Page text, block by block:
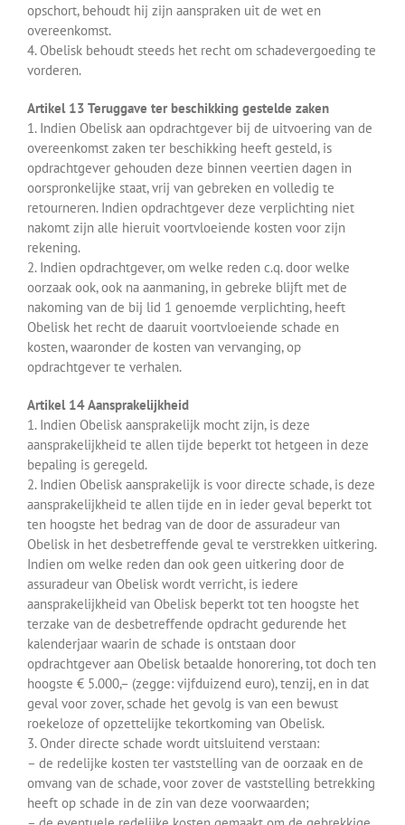
opschort, behoudt hij zijn aanspraken uit de wet en
overeenkomst.
4. Obelisk behoudt steeds het recht om schadevergoeding te
vorderen.
Artikel 13 Teruggave ter beschikking gestelde zaken
1. Indien Obelisk aan opdrachtgever bij de uitvoering van de
overeenkomst zaken ter beschikking heeft gesteld, is
opdrachtgever gehouden deze binnen veertien dagen in
oorspronkelijke staat, vrij van gebreken en volledig te
retourneren. Indien opdrachtgever deze verplichting niet
nakomt zijn alle hieruit voortvloeiende kosten voor zijn
rekening.
2. Indien opdrachtgever, om welke reden c.q. door welke
oorzaak ook, ook na aanmaning, in gebreke blijft met de
nakoming van de bij lid 1 genoemde verplichting, heeft
Obelisk het recht de daaruit voortvloeiende schade en
kosten, waaronder de kosten van vervanging, op
opdrachtgever te verhalen.
Artikel 14 Aansprakelijkheid
1. Indien Obelisk aansprakelijk mocht zijn, is deze
aansprakelijkheid te allen tijde beperkt tot hetgeen in deze
bepaling is geregeld.
2. Indien Obelisk aansprakelijk is voor directe schade, is deze
aansprakelijkheid te allen tijde en in ieder geval beperkt tot
ten hoogste het bedrag van de door de assuradeur van
Obelisk in het desbetreffende geval te verstrekken uitkering.
Indien om welke reden dan ook geen uitkering door de
assuradeur van Obelisk wordt verricht, is iedere
aansprakelijkheid van Obelisk beperkt tot ten hoogste het
terzake van de desbetreffende opdracht gedurende het
kalenderjaar waarin de schade is ontstaan door
opdrachtgever aan Obelisk betaalde honorering, tot doch ten
hoogste € 5.000,– (zegge: vijfduizend euro), tenzij, en in dat
geval voor zover, schade het gevolg is van een bewust
roekeloze of opzettelijke tekortkoming van Obelisk.
3. Onder directe schade wordt uitsluitend verstaan:
– de redelijke kosten ter vaststelling van de oorzaak en de
omvang van de schade, voor zover de vaststelling betrekking
heeft op schade in de zin van deze voorwaarden;